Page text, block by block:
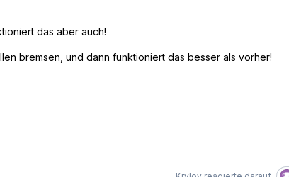
das aber auch!
bremsen, und dann funktioniert das besser als vorher!